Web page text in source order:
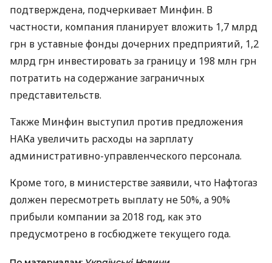
подтверждена, подчеркивает Минфин. В
частности, компания планирует вложить 1,7 млрд
грн в уставные фонды дочерних предприятий, 1,2
млрд грн инвестировать за границу и 198 млн грн
потратить на содержание заграничных
представительств.
Также Минфин выступил против предложения
НАКа увеличить расходы на зарплату
административно-управленческого персонала.
Кроме того, в министерстве заявили, что Нафтогаз
должен пересмотреть выплату не 50%, а 90%
прибыли компании за 2018 год, как это
предусмотрено в госбюджете текущего года.